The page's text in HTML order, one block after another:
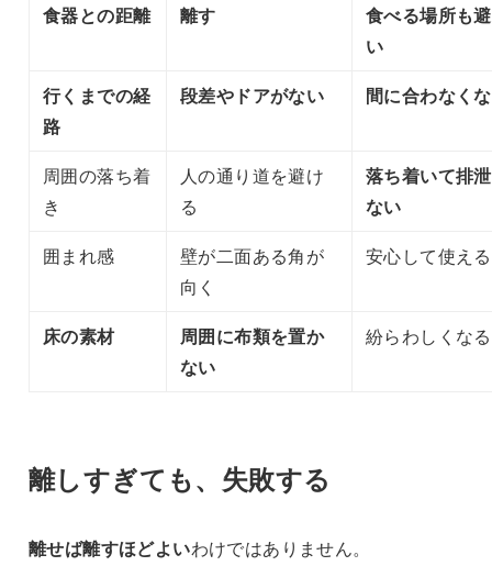
食器との距離
離す
食べる場所も
い
行くまでの経
路
段差やドアがない 間に合わなく
周囲の落ち着
き
人の通り道を避け
る
落ち着いて排
ない
囲まれ感
壁が二面ある角が
向く
安心して使える
床の素材
周囲に布類を置か
ない
紛らわしくなる
離しすぎても、失敗する
離せば離すほどよいわけではありません。